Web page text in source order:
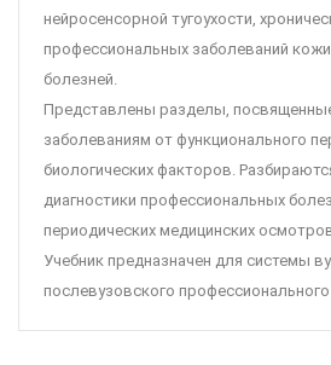
нейросенсорной тугоухости,
профессиональных заболеваний
болезней.
Представлены разделы,
заболеваниям от функционального
биологических факторов.
диагностики профессиональных
периодических медицинских
Учебник предназначен для системы
послевузовского